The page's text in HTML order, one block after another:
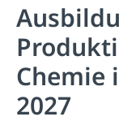
Chemie
2027